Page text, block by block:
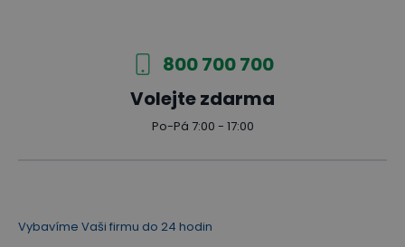
800 700 700
Volejte zdarma
Po-Pá 7:00 - 17:00
Vybavíme Vaši firmu do 24 hodin